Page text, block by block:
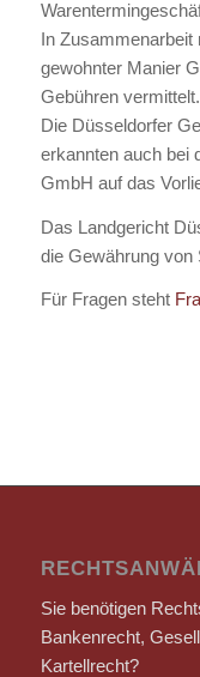
In
gewohnter Manier
Gebühren vermittelt.
Die Düsseldorfer
erkannten auch bei
GmbH auf das
Das Landgericht
die Gewährung von
Für Fragen steht
Sie benötigen
Bankenrecht,
Kartellrecht?